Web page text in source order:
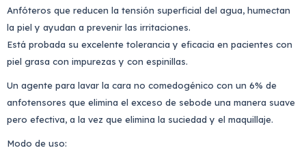
Anfóteros que reducen la tensión superficial del agua, humectan
la piel y ayudan a prevenir las irritaciones.
Está probada su excelente tolerancia y eficacia en pacientes con
piel grasa con impurezas y con espinillas.
Un agente para lavar la cara no comedogénico con un 6% de
anfotensores que elimina el exceso de sebode una manera suave
pero efectiva, a la vez que elimina la suciedad y el maquillaje.
Modo de uso: